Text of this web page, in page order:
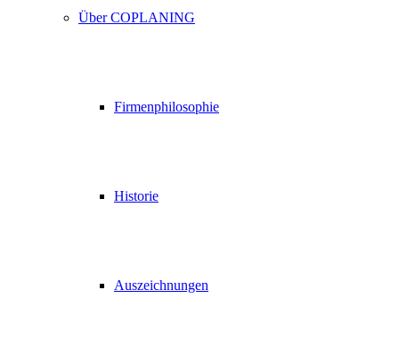
Über COPLANING
Firmenphilosophie
Historie
Auszeichnungen